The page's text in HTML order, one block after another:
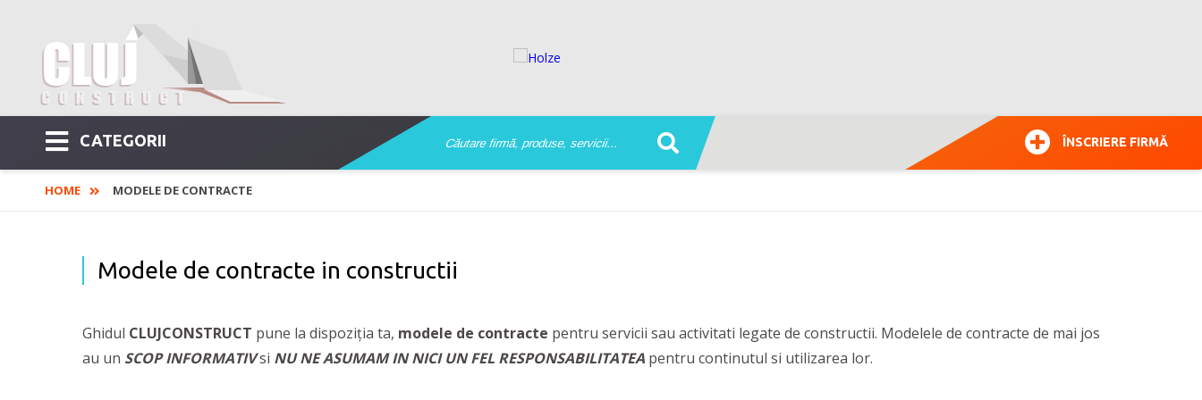
CATEGORII ÎNSCRIERE FIRMĂ
HOME MODELE DE CONTRACTE
Modele de contracte in constructii
Ghidul CLUJCONSTRUCT pune la dispoziția ta, modele de contracte pentru servicii sau activitati legate de constructii. Modelele de contracte de mai jos
au un SCOP INFORMATIVsi NU NE ASUMAM IN NICI UN FEL RESPONSABILITATEA pentru continutul si utilizarea lor.